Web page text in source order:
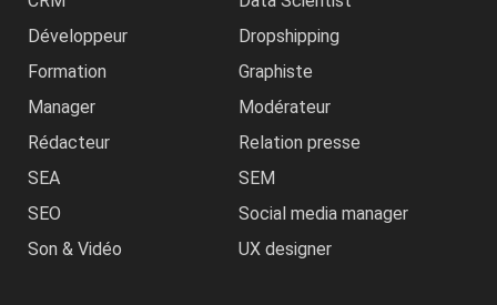
Développeur
Dropshipping
Formation
Graphiste
Manager
Modérateur
Rédacteur
Relation presse
SEA
SEM
SEO
Social media manager
Son & Vidéo
UX designer